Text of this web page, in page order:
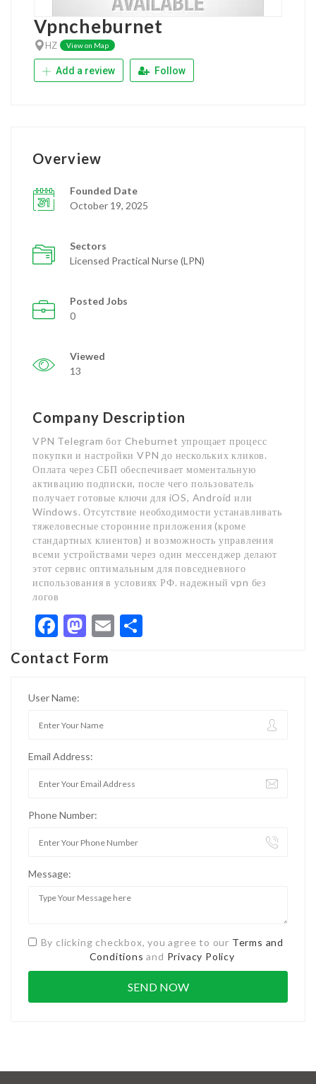
Vpncheburnet
HZ View on Map
Add a review Follow
Overview
Founded Date
October 19, 2025
Sectors
Licensed Practical Nurse (LPN)
Posted Jobs
0
Viewed
13
Company Description
VPN Telegram бот Cheburnet упрощает процесс
покупки и настройки VPN до нескольких кликов.
Оплата через СБП обеспечивает моментальную
активацию подписки, после чего пользователь
получает готовые ключи для iOS, Android или
Windows. Отсутствие необходимости устанавливать
тяжеловесные сторонние приложения (кроме
стандартных клиентов) и возможность управления
всеми устройствами через один мессенджер делают
этот сервис оптимальным для повседневного
использования в условиях РФ. надежный vpn без
логов
Facebook
Mastodon
Email
Contact Form
User Name:
Email Address:
Phone Number:
Message:
By clicking checkbox, you agree to our Terms and
Conditions and Privacy Policy